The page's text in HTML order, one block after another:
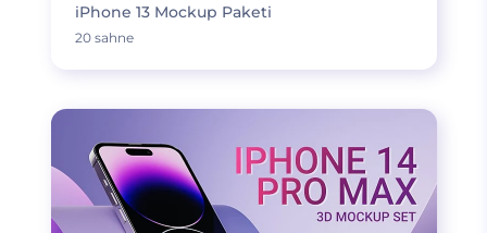
iPhone 13 Mockup Paketi
20 sahne